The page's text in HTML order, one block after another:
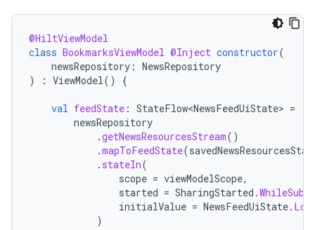
@HiltViewModel
class BookmarksViewModel @Inject constructor(
newsRepository : NewsRepository
)
: ViewModel() {
val feedState : StateFlow<NewsFeedUiState> =
newsRepository
.getNewsResourcesStream()
.mapToFeedState(
. stateIn(
scope = viewModelScope,
started = SharingStarted .
initialValue = NewsFeedUiState.
)